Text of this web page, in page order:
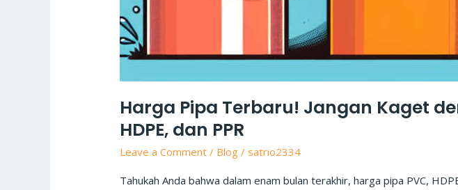
Harga Pipa Terbaru! Jangan Kaget
HDPE, dan PPR
Leave a Comment / Blog /satrio2334
Tahukah Anda bahwa dalam enam bulan terakhir, harga pipa PVC,